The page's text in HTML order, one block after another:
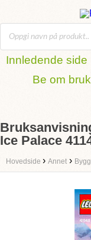
Innledende side
Be om
Ice Palace
Hovedside › Annet ›